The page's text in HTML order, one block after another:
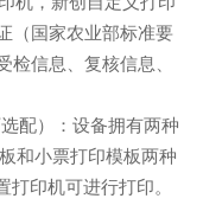
（国家农业部标准要
信息、复核信息、
配）：设备拥有两种
和小票打印模板两种
印机可进行打印。